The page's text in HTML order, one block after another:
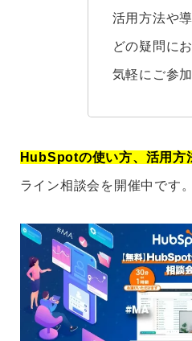
活用方法や
どの疑問に
気軽にご参
HubSpotの使い方、活用方
ライン相談会を開催中です。